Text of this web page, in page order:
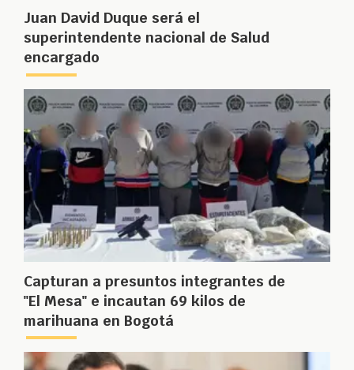
Juan David Duque será el
superintendente nacional de Salud
encargado
Capturan a presuntos integrantes de
"El Mesa" e incautan 69 kilos de
marihuana en Bogotá